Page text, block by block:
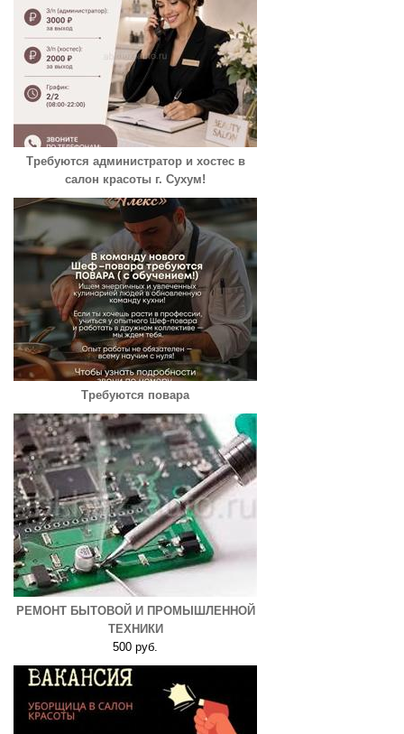
Требуются администратор и хостес в
салон красоты г. Сухум!
Требуются повара
РЕМОНТ БЫТОВОЙ И ПРОМЫШЛЕННОЙ
ТЕХНИКИ
500 руб.